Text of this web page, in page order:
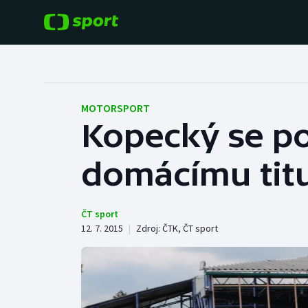
Hokej
Tenis
Cyklistika
Baseball a softbal
Basketbal
Boby a skeleton
Box
MOTORSPORT
Kopecký se
domácímu
ČT sport
12. 7. 2015 | Zdroj: ČTK, ČT sport